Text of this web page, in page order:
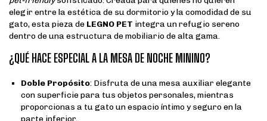
elegir entre la estética de su dormitorio y la comodidad de su
gato, esta pieza de LEGNO PET integra un refugio sereno
dentro de una estructura de mobiliario de alta gama.
¿QUÉ HACE ESPECIAL A LA MESA DE NOCHE MININO?
Doble Propósito: Disfruta de una mesa auxiliar elegante
con superficie para tus objetos personales, mientras
proporcionas a tu gato un espacio íntimo y seguro en la
parte inferior.